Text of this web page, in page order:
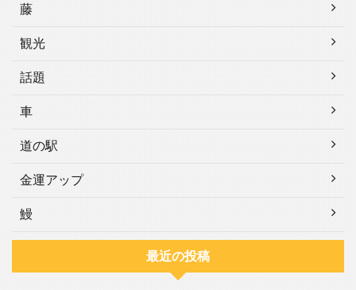
藤
観光
話題
車
道の駅
金運アップ
鰻
最近の投稿